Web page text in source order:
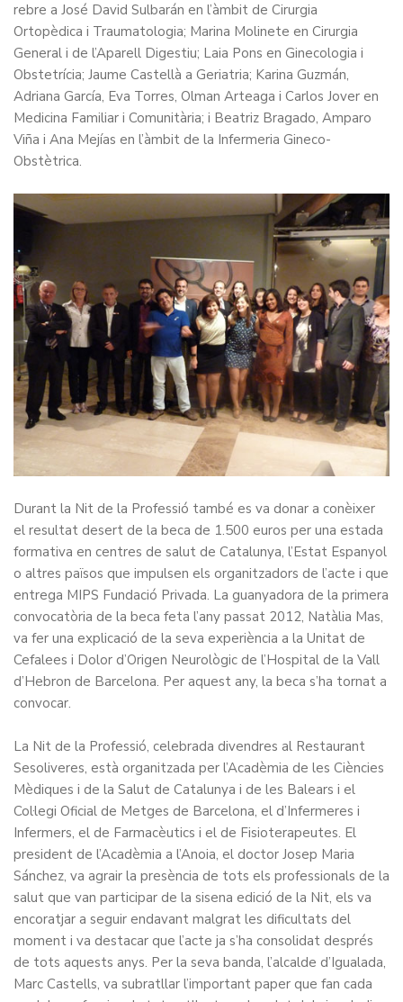
rebre a José David Sulbarán en l’àmbit de Cirurgia
Ortopèdica i Traumatologia; Marina Molinete en Cirurgia
General i de l’Aparell Digestiu; Laia Pons en Ginecologia i
Obstetrícia; Jaume Castellà a Geriatria; Karina Guzmán,
Adriana García, Eva Torres, Olman Arteaga i Carlos Jover en
Medicina Familiar i Comunitària; i Beatriz Bragado, Amparo
Viña i Ana Mejías en l’àmbit de la Infermeria Gineco-
Obstètrica.
Durant la Nit de la Professió també es va donar a conèixer
el resultat desert de la beca de 1.500 euros per una estada
formativa en centres de salut de Catalunya, l’Estat Espanyol
o altres països que impulsen els organitzadors de l’acte i que
entrega MIPS Fundació Privada. La guanyadora de la primera
convocatòria de la beca feta l’any passat 2012, Natàlia Mas,
va fer una explicació de la seva experiència a la Unitat de
Cefalees i Dolor d’Origen Neurològic de l’Hospital de la Vall
d’Hebron de Barcelona. Per aquest any, la beca s’ha tornat a
convocar.
La Nit de la Professió, celebrada divendres al Restaurant
Sesoliveres, està organitzada per l’Acadèmia de les Ciències
Mèdiques i de la Salut de Catalunya i de les Balears i el
Col·legi Oficial de Metges de Barcelona, el d’Infermeres i
Infermers, el de Farmacèutics i el de Fisioterapeutes. El
president de l’Acadèmia a l’Anoia, el doctor Josep Maria
Sánchez, va agrair la presència de tots els professionals de la
salut que van participar de la sisena edició de la Nit, els va
encoratjar a seguir endavant malgrat les dificultats del
moment i va destacar que l’acte ja s’ha consolidat després
de tots aquests anys. Per la seva banda, l’alcalde d’Igualada,
Marc Castells, va subratllar l’important paper que fan cada